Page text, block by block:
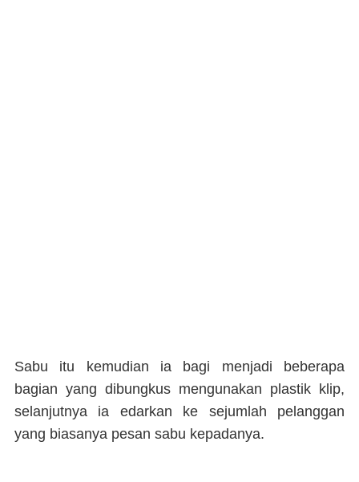
Sabu itu kemudian ia bagi menjadi beberapa
bagian yang dibungkus mengunakan plastik klip,
selanjutnya ia edarkan ke sejumlah pelanggan
yang biasanya pesan sabu kepadanya.